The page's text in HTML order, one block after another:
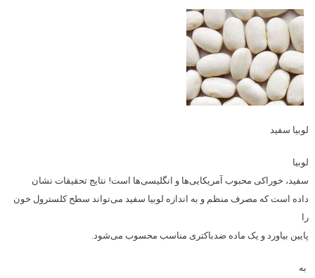
لوبیا سفید
لوبیا
سفید،‌ خوراکی محبوب آمریکایی‌ها و انگلیسی‌ها است! نتایج تحقیقات نشان
داده است که مصرف منظم و به اندازه لوبیا سفید می‌تواند سطح کلسترول خون
را
پایین بیاورد و یک ماده ضدباکتری مناسب محسوب می‌شود.
به